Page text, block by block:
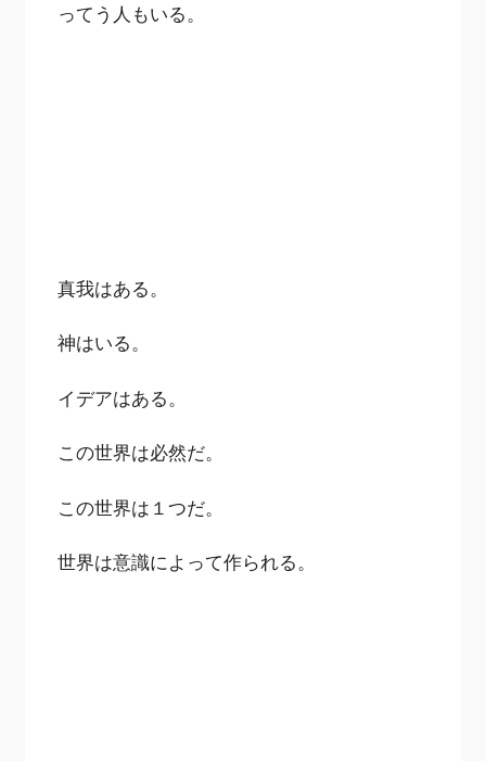
ってう人もいる。
真我はある。
神はいる。
イデアはある。
この世界は必然だ。
この世界は１つだ。
世界は意識によって作られる。